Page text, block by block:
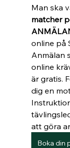
Man ska
matcher
online på
Anmälan
online
är gratis.
dig en
att göra
Boka din